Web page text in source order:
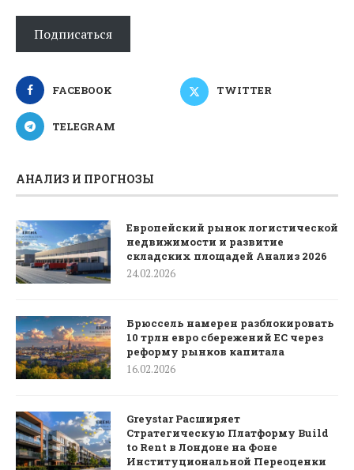
Подписаться
FACEBOOK TWITTER
TELEGRAM
АНАЛИЗ И ПРОГНОЗЫ
Европейский рынок логистической
недвижимости и развитие
складских площадей Анализ 2026
24.02.2026
Брюссель намерен разблокировать
10 трлн евро сбережений ЕС через
реформу рынков капитала
16.02.2026
Greystar Расширяет
Стратегическую Платформу Build
to Rent в Лондоне на Фоне
Институциональной Переоценки